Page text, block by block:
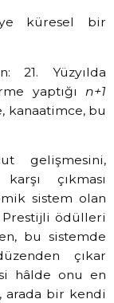
küresel bir
21. Yüzyılda
yaptığı n+1
kanaatimce, bu
gelişmesini,
çıkması
sistem olan
Prestijli ödülleri
bu sistemde
çıkar
hâlde onu en
arada bir kendi